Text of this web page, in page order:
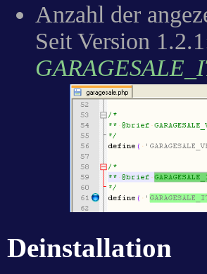
Anzahl der
Seit Version
Deinstallation